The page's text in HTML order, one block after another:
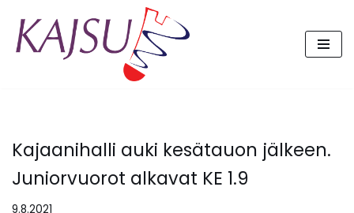
Siirry
Kajaanihalli auki kesätauon jälkeen.
Juniorvuorot alkavat KE 1.9
9.8.2021